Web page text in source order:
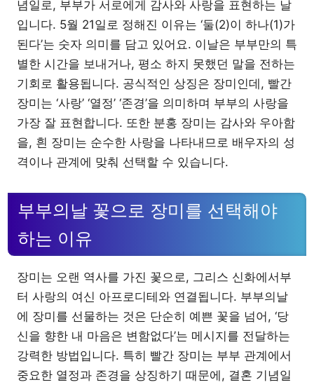
념일로, 부부가 서로에게 감사와 사랑을 표현하는 날
입니다. 5월 21일로 정해진 이유는 ‘둘(2)이 하나(1)가
된다’는 숫자 의미를 담고 있어요. 이날은 부부만의 특
별한 시간을 보내거나, 평소 하지 못했던 말을 전하는
기회로 활용됩니다. 공식적인 상징은 장미인데, 빨간
장미는 ‘사랑’ ‘열정’ ‘존경’을 의미하며 부부의 사랑을
가장 잘 표현합니다. 또한 분홍 장미는 감사와 우아함
을, 흰 장미는 순수한 사랑을 나타내므로 배우자의 성
격이나 관계에 맞춰 선택할 수 있습니다.
부부의날 꽃으로 장미를 선택해야
하는 이유
장미는 오랜 역사를 가진 꽃으로, 그리스 신화에서부
터 사랑의 여신 아프로디테와 연결됩니다. 부부의날
에 장미를 선물하는 것은 단순히 예쁜 꽃을 넘어, ‘당
신을 향한 내 마음은 변함없다’는 메시지를 전달하는
강력한 방법입니다. 특히 빨간 장미는 부부 관계에서
중요한 열정과 존경을 상징하기 때문에, 결혼 기념일